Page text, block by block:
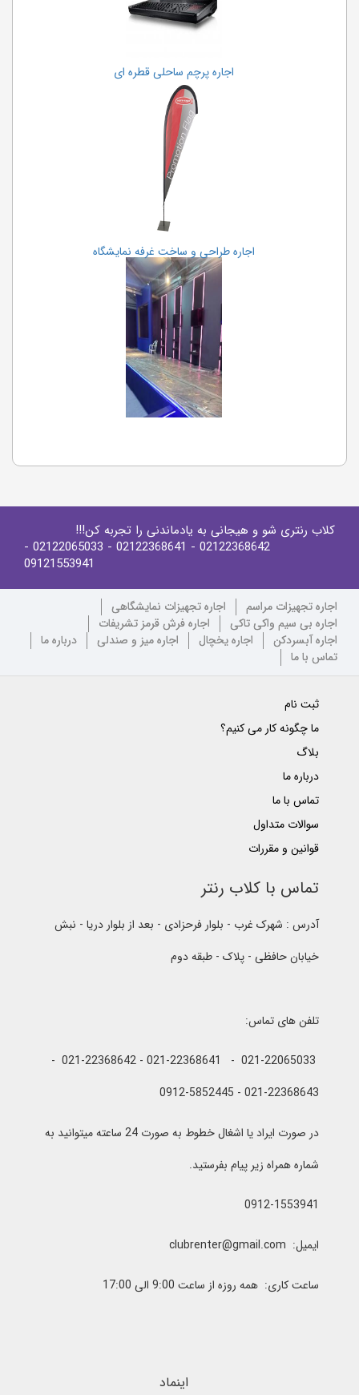
اجاره پرچم ساحلی قطره ای
اجاره طراحی و ساخت غرفه نمایشگاه
کلاب رنتری شو و هیجانی به یادماندنی را تجربه کن!!!
02122368642
- 02122368641
- 02122065033
-
09121553941
اجاره تجهیزات مراسم
اجاره تجهیزات نمایشگاهی
اجاره بی سیم واکی تاکی
اجاره فرش قرمز تشریفات
اجاره آبسردکن
اجاره یخچال اجاره میز و صندلی
درباره ما
تماس با ما
ثبت نام
ما چگونه کار می کنیم؟
بلاگ
درباره ما
تماس با ما
سوالات متداول
قوانین و مقررات
تماس با کلاب رنتر
آدرس : شهرک غرب - بلوار فرحزادی - بعد از بلوار دریا - نبش
خیابان حافظی - پلاک - طبقه دوم
تلفن های تماس:
021-22065033 - 021-22368641 - 021-22368642 -
021-22368643 - 0912-5852445
در صورت ایراد یا اشغال خطوط به صورت 24 ساعته میتوانید به
شماره همراه زیر پیام بفرستید.
0912-1553941
ایمیل: clubrenter@gmail.com
ساعت کاری: همه روزه از ساعت 9:00 الی 17:00
اینماد